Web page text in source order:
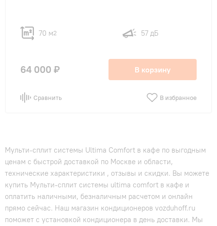
70 м2 57 дБ
64 000 ₽ В корзину
Сравнить В избранное
Мульти-сплит системы Ultima Comfort в кафе по выгодным
ценам с быстрой доставкой по Москве и области,
технические характеристики , отзывы и скидки. Вы можете
купить Мульти-сплит системы ultima comfort в кафе и
оплатить наличными, безналичным расчетом и онлайн
прямо сейчас. Наш магазин кондиционеров vozduhoff.ru
поможет с установкой кондиционера в день доставки. Мы